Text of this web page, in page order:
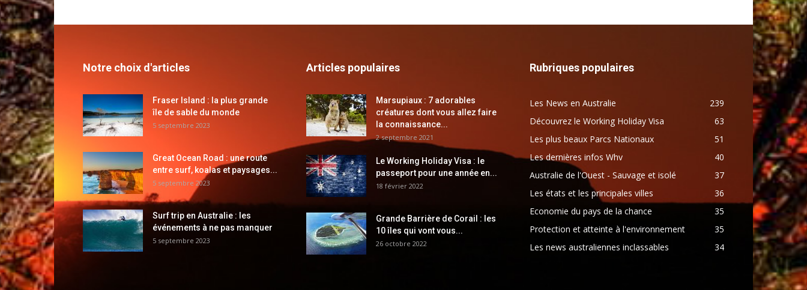
Notre choix d'articles
Fraser Island : la plus grande
île de sable du monde
5 septembre 2023
Great Ocean Road : une route
entre surf, koalas et paysages...
5 septembre 2023
Surf trip en Australie : les
événements à ne pas manquer
5 septembre 2023
Articles populaires
Marsupiaux : 7 adorables
créatures dont vous allez faire
la connaissance...
2 septembre 2021
Le Working Holiday Visa : le
passeport pour une année en...
18 février 2022
Grande Barrière de Corail : les
10 îles qui vont vous...
26 octobre 2022
Rubriques populaires
Les News en Australie
239
Découvrez le Working Holiday Visa
63
Les plus beaux Parcs Nationaux
51
Les dernières infos Whv
40
Australie de l'Ouest - Sauvage et isolé
37
Les états et les principales villes
36
Economie du pays de la chance
35
Protection et atteinte à l'environnement
35
Les news australiennes inclassables
34